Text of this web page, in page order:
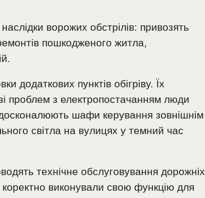
ворожих обстрілів: привозять
пошкодженого житла,
додаткових пунктів обігріву. Їх
проблем з електропостачанням люди
шафи керування зовнішнім
світла на вулицях у темний час
технічне обслуговування дорожніх
виконували свою функцію для